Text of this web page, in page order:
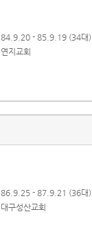
84.9.20 - 85.9.19 (34대)
연지교회
86.9.25 - 87.9.21 (36대)
대구성산교회